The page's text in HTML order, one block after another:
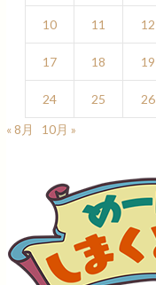
10 11 12
17 18 19
24 25 26
« 8月
10月 »